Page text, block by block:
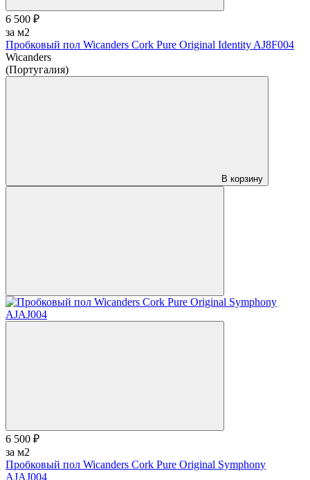
6 500 ₽
за м2
Пробковый пол Wicanders Cork Pure Original Identity AJ8F004
Wicanders
(Португалия)
В корзину
6 500 ₽
за м2
Пробковый пол Wicanders Cork Pure Original Symphony
AJAJ004